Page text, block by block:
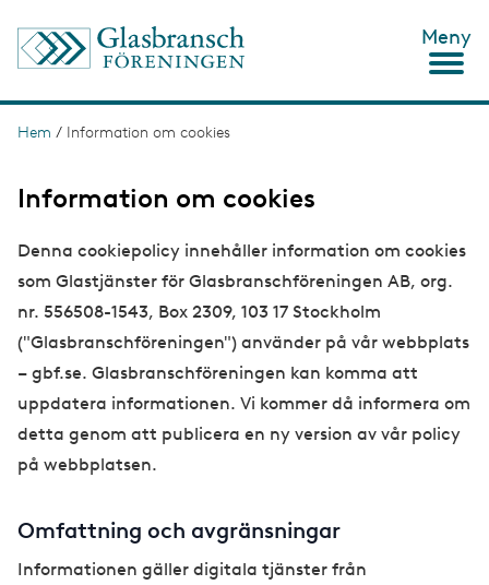
Meny
L
n
t
i
g
Hem / Information om cookies
Information om cookies
Denna cookiepolicy innehåller information om cookies
som Glastjänster för Glasbranschföreningen AB, org.
nr. 556508-1543, Box 2309, 103 17 Stockholm
("Glasbranschföreningen") använder på vår webbplats
– gbf.se. Glasbranschföreningen kan komma att
uppdatera informationen. Vi kommer då informera om
detta genom att publicera en ny version av vår policy
på webbplatsen.
Omfattning och avgränsningar
Informationen gäller digitala tjänster från